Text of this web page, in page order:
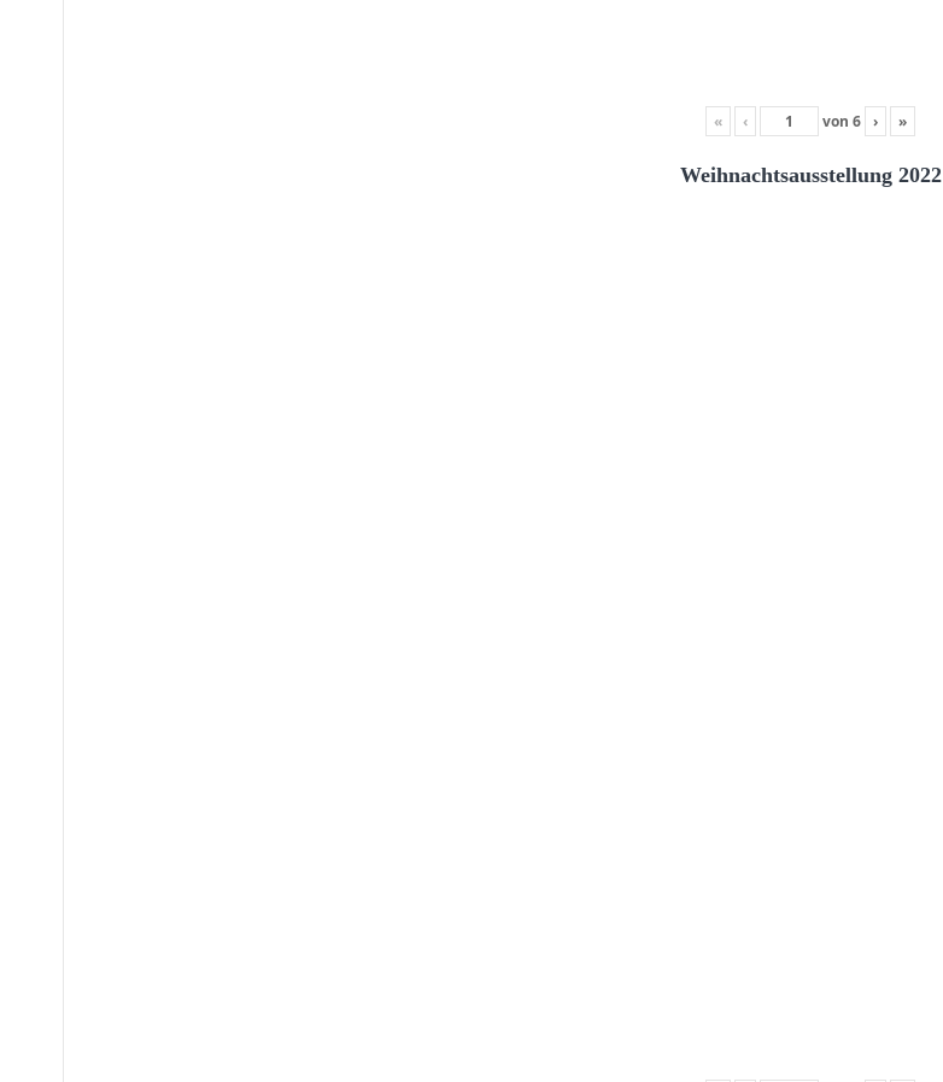
« ‹ von6 › »
Weihnachtsausstellung 2022